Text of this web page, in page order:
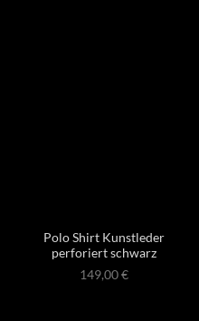
Polo Shirt Kunstleder
perforiert schwarz
149,00€